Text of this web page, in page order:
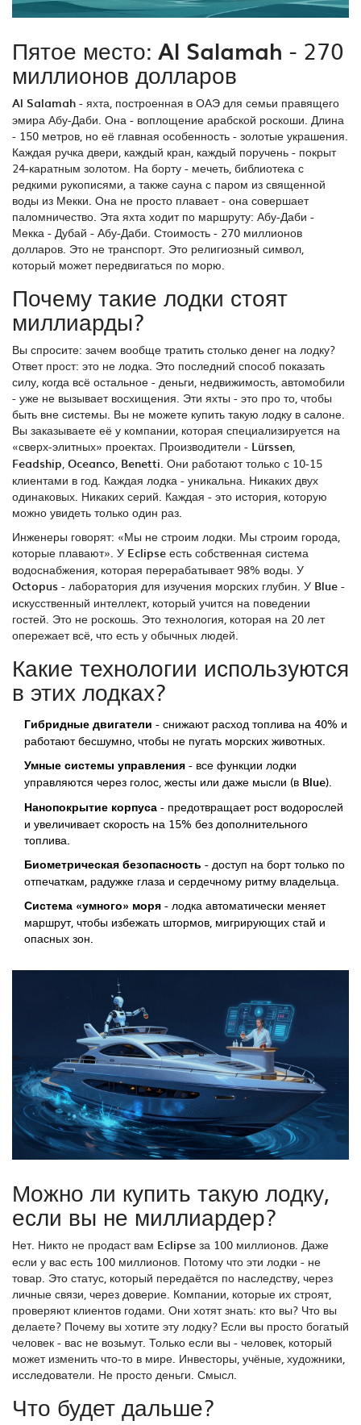
Пятое место: Al Salamah - 270
миллионов долларов
Al Salamah - яхта, построенная в ОАЭ для семьи правящего
эмира Абу-Даби. Она - воплощение арабской роскоши. Длина
- 150 метров, но её главная особенность - золотые украшения.
Каждая ручка двери, каждый кран, каждый поручень - покрыт
24-каратным золотом. На борту - мечеть, библиотека с
редкими рукописями, а также сауна с паром из священной
воды из Мекки. Она не просто плавает - она совершает
паломничество. Эта яхта ходит по маршруту: Абу-Даби -
Мекка - Дубай - Абу-Даби. Стоимость - 270 миллионов
долларов. Это не транспорт. Это религиозный символ,
который может передвигаться по морю.
Почему такие лодки стоят
миллиарды?
Вы спросите: зачем вообще тратить столько денег на лодку?
Ответ прост: это не лодка. Это последний способ показать
силу, когда всё остальное - деньги, недвижимость, автомобили
- уже не вызывает восхищения. Эти яхты - это про то, чтобы
быть вне системы. Вы не можете купить такую лодку в салоне.
Вы заказываете её у компании, которая специализируется на
«сверх-элитных» проектах. Производители - Lürssen,
Feadship, Oceanco, Benetti. Они работают только с 10-15
клиентами в год. Каждая лодка - уникальна. Никаких двух
одинаковых. Никаких серий. Каждая - это история, которую
можно увидеть только один раз.
Инженеры говорят: «Мы не строим лодки. Мы строим города,
которые плавают». У Eclipse есть собственная система
водоснабжения, которая перерабатывает 98% воды. У
Octopus - лаборатория для изучения морских глубин. У Blue -
искусственный интеллект, который учится на поведении
гостей. Это не роскошь. Это технология, которая на 20 лет
опережает всё, что есть у обычных людей.
Какие технологии используются
в этих лодках?
Гибридные двигатели - снижают расход топлива на 40% и
работают бесшумно, чтобы не пугать морских животных.
Умные системы управления - все функции лодки
управляются через голос, жесты или даже мысли (в Blue).
Нанопокрытие корпуса - предотвращает рост водорослей
и увеличивает скорость на 15% без дополнительного
топлива.
Биометрическая безопасность - доступ на борт только по
отпечаткам, радужке глаза и сердечному ритму владельца.
Система «умного» моря - лодка автоматически меняет
маршрут, чтобы избежать штормов, мигрирующих стай и
опасных зон.
Можно ли купить такую лодку,
если вы не миллиардер?
Нет. Никто не продаст вам Eclipse за 100 миллионов. Даже
если у вас есть 100 миллионов. Потому что эти лодки - не
товар. Это статус, который передаётся по наследству, через
личные связи, через доверие. Компании, которые их строят,
проверяют клиентов годами. Они хотят знать: кто вы? Что вы
делаете? Почему вы хотите эту лодку? Если вы просто богатый
человек - вас не возьмут. Только если вы - человек, который
может изменить что-то в мире. Инвесторы, учёные, художники,
исследователи. Не просто деньги. Смысл.
Что будет дальше?